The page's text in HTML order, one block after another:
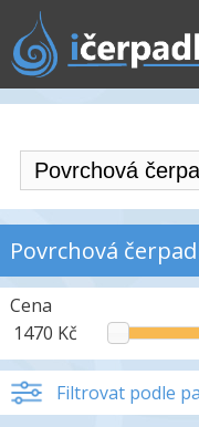
Povrchová
Cena
1470 Kč
Filtrovat podle